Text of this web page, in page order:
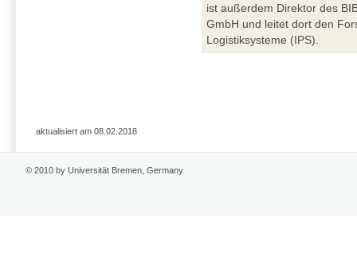
ist außerdem Direktor des
GmbH und leitet dort den
Logistiksysteme (IPS).
aktualisiert am 08.02.2018
© 2010 by Universität Bremen, Germany